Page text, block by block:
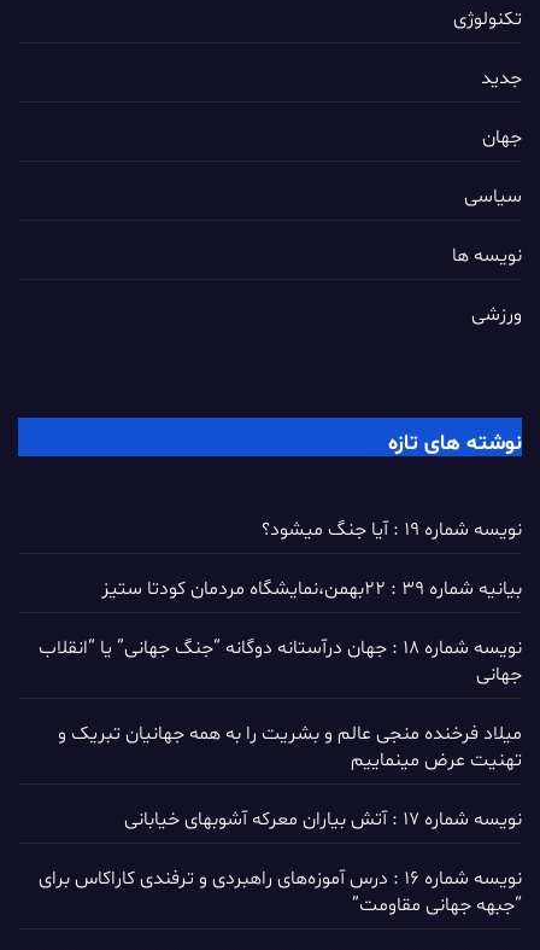
تکنولوژی
جدید
جهان
سیاسی
نویسه ها
ورزشی
نوشته های تازه
نویسه شماره 19 : آیا جنگ میشود؟
بیانیه شماره 39 : ۲۲بهمن،نمایشگاه مردمان کودتا ستیز
نویسه شماره 18 : جهان درآستانه دوگانه “جنگ جهانی” یا “انقلاب
جهانی
میلاد فرخنده منجی عالم و بشریت را به همه جهانیان تبریک و
تهنیت عرض مینماییم
نویسه شماره 17 : آتش بیاران معرکه آشوبهای خیابانی
نویسه شماره 16 : درس آموزه‌های راهبردی و ترفندی کاراکاس برای
“جبهه جهانی مقاومت”